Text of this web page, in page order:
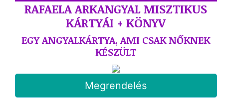
RAFAELA ARKANGYAL MISZTIKUS
KÁRTYÁI + KÖNYV
EGY ANGYALKÁRTYA, AMI CSAK NŐKNEK
KÉSZÜLT
Megrendelés